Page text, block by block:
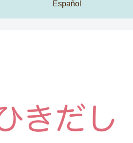
Español